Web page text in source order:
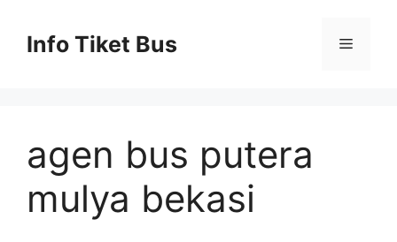
contentInfo Tiket Bus Menu
agen bus putera
mulya bekasi